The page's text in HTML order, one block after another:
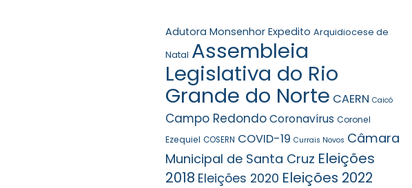
Adutora Monsenhor Expedito Arquidiocese de
Natal Assembleia
Legislativa do Rio
Grande do Norte CAERN Caicó
Campo Redondo Coronavírus Coronel
Ezequiel COSERN COVID-19 Currais Novos Câmara
Municipal de Santa Cruz Eleições
2018 Eleições 2020 Eleições 2022